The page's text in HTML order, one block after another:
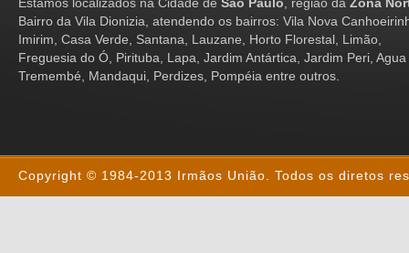
Estamos localizados na Cidade de São Paulo, região da Zona
Bairro da Vila Dionizia, atendendo os bairros: Vila Nova
Imirim, Casa Verde, Santana, Lauzane, Horto Florestal, Limão,
Freguesia do Ó, Pirituba, Lapa, Jardim Antártica, Jardim Peri,
Tremembé, Mandaqui, Perdizes, Pompéia entre outros.
Copyright © 1984-2013 Irmãos União. Todos os diretos